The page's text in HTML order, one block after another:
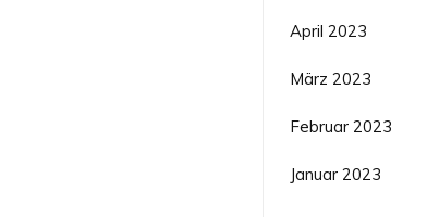
April 2023
März 2023
Februar 2023
Januar 2023